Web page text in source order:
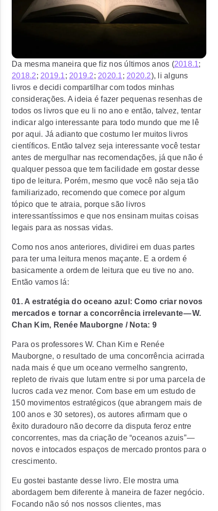
Da mesma maneira que fiz nos últimos anos (2018.1;
2018.2; 2019.1; 2019.2; 2020.1; 2020.2), li alguns
livros e decidi compartilhar com todos minhas
considerações. A ideia é fazer pequenas resenhas de
todos os livros que eu li no ano e então, talvez, tentar
indicar algo interessante para todo mundo que me lê
por aqui. Já adianto que costumo ler muitos livros
científicos. Então talvez seja interessante você testar
antes de mergulhar nas recomendações, já que não é
qualquer pessoa que tem facilidade em gostar desse
tipo de leitura. Porém, mesmo que você não seja tão
familiarizado, recomendo que comece por algum
tópico que te atraia, porque são livros
interessantíssimos e que nos ensinam muitas coisas
legais para as nossas vidas.
Como nos anos anteriores, dividirei em duas partes
para ter uma leitura menos maçante. E a ordem é
basicamente a ordem de leitura que eu tive no ano.
Então vamos lá:
01. A estratégia do oceano azul: Como criar novos
mercados e tornar a concorrência irrelevante — W.
Chan Kim, Renée Mauborgne / Nota: 9
Para os professores W. Chan Kim e Renée
Mauborgne, o resultado de uma concorrência acirrada
nada mais é que um oceano vermelho sangrento,
repleto de rivais que lutam entre si por uma parcela de
lucros cada vez menor. Com base em um estudo de
150 movimentos estratégicos (que abrangem mais de
100 anos e 30 setores), os autores afirmam que o
êxito duradouro não decorre da disputa feroz entre
concorrentes, mas da criação de “oceanos azuis” —
novos e intocados espaços de mercado prontos para o
crescimento.
Eu gostei bastante desse livro. Ele mostra uma
abordagem bem diferente à maneira de fazer negócio.
Focando não só nos nossos clientes, mas